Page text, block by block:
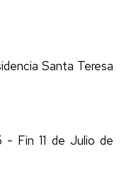
Santa Teresa
Fin 11 de Julio de